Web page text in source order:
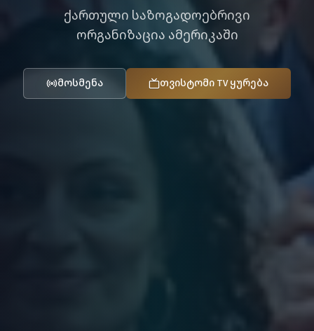
ქართული საზოგადოებრივი
ორგანიზაცია ამერიკაში
მოსმენა თვისტომი TV ყურება